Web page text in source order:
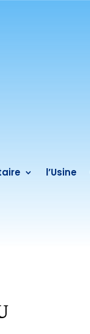
l’Usine